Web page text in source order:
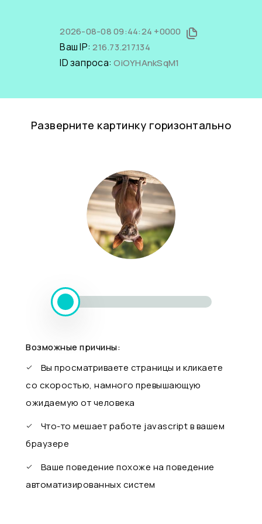
2026-08-08 09:44:24 +0000
Ваш IP:216.73.217.134
ID запроса:OiOYHAnkSqM1
Разверните картинку горизонтально
Возможные причины:
Вы просматриваете страницы и кликаете
со скоростью, намного превышающую
ожидаемую от человека
Что-то мешает работе javascript в вашем
браузере
Ваше поведение похоже на поведение
автоматизированных систем